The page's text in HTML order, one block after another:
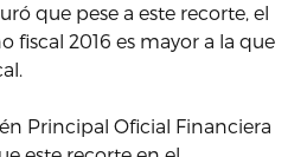
que pese a este recorte, el
fiscal 2016 es mayor a la que
Principal Oficial Financiera